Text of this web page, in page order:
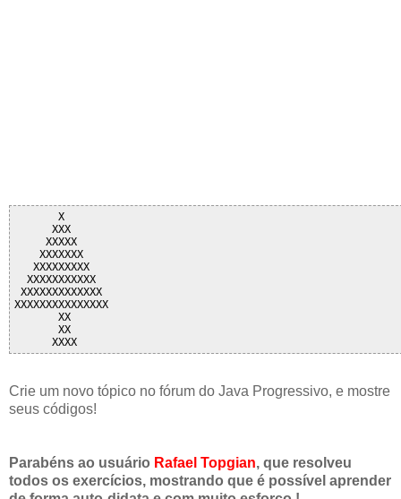
       X
      XXX
     XXXXX
    XXXXXXX
   XXXXXXXXX
  XXXXXXXXXXX
XXXXXXXXXXXXX
XXXXXXXXXXXXXXX
       XX
       XX
Crie um novo tópico no fórum do Java Progressivo, e mostre
seus códigos!
Parabéns ao usuário Rafael Topgian, que resolveu
todos os exercícios, mostrando que é possível aprender